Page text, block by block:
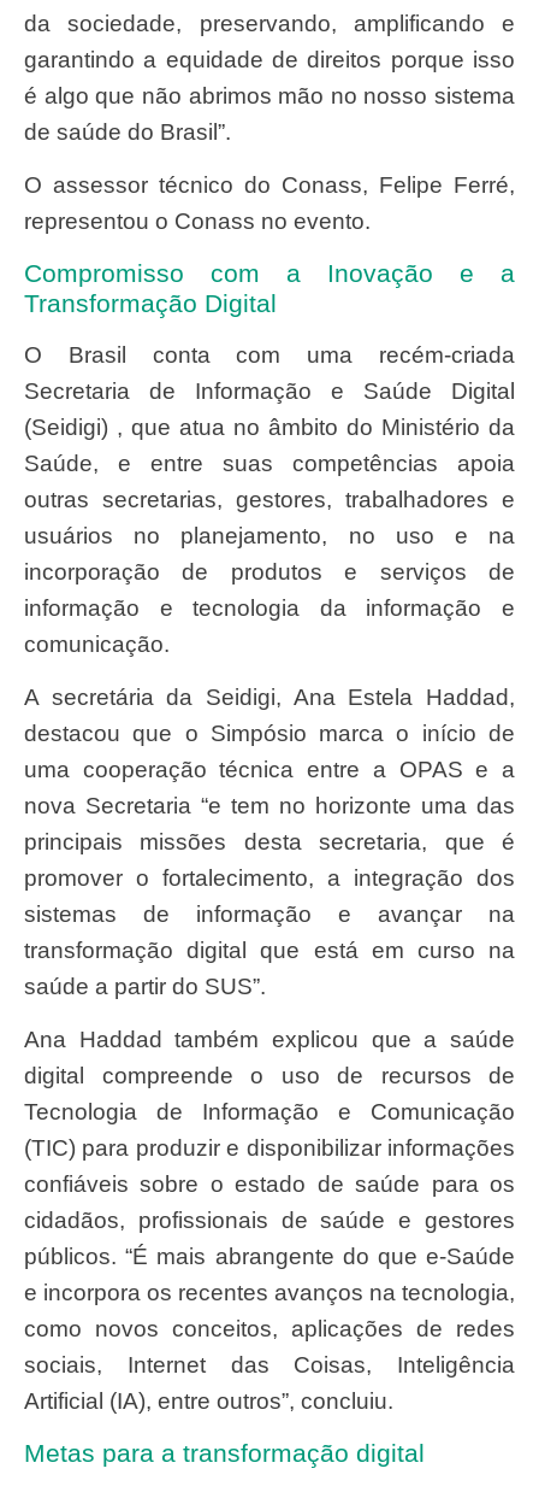
da sociedade, preservando, amplificando e
garantindo a equidade de direitos porque isso
é algo que não abrimos mão no nosso sistema
de saúde do Brasil”.
O assessor técnico do Conass, Felipe Ferré,
representou o Conass no evento.
Compromisso com a Inovação e a
Transformação Digital
O Brasil conta com uma recém-criada
Secretaria de Informação e Saúde Digital
(Seidigi) , que atua no âmbito do Ministério da
Saúde, e entre suas competências apoia
outras secretarias, gestores, trabalhadores e
usuários no planejamento, no uso e na
incorporação de produtos e serviços de
informação e tecnologia da informação e
comunicação.
A secretária da Seidigi, Ana Estela Haddad,
destacou que o Simpósio marca o início de
uma cooperação técnica entre a OPAS e a
nova Secretaria “e tem no horizonte uma das
principais missões desta secretaria, que é
promover o fortalecimento, a integração dos
sistemas de informação e avançar na
transformação digital que está em curso na
saúde a partir do SUS”.
Ana Haddad também explicou que a saúde
digital compreende o uso de recursos de
Tecnologia de Informação e Comunicação
(TIC) para produzir e disponibilizar informações
confiáveis sobre o estado de saúde para os
cidadãos, profissionais de saúde e gestores
públicos. “É mais abrangente do que e-Saúde
e incorpora os recentes avanços na tecnologia,
como novos conceitos, aplicações de redes
sociais, Internet das Coisas, Inteligência
Artificial (IA), entre outros”, concluiu.
Metas para a transformação digital